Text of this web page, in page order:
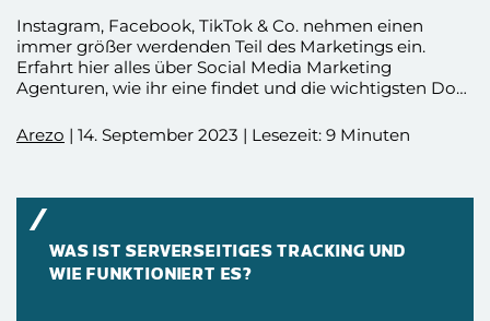
Instagram, Facebook, TikTok & Co. nehmen einen
immer größer werdenden Teil des Marketings ein.
Erfahrt hier alles über Social Media Marketing
Agenturen, wie ihr eine findet und die wichtigsten Dos
Social Media Marketing Agentur. Außerdem erwarten
euch hilfreiche Tipps und Tricks und ein Beispiel wie
Arezo | 14. September 2023 | Lesezeit: 9 Minuten
WAS IST SERVERSEITIGES TRACKING UND
WIE FUNKTIONIERT ES?